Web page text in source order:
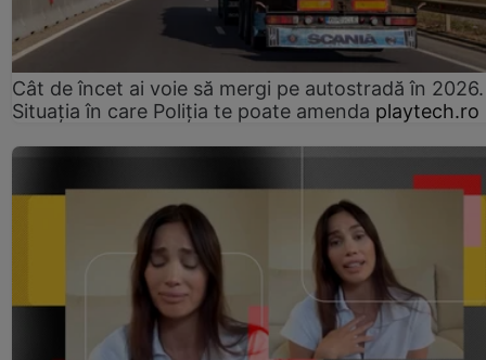
Cât de încet ai voie să mergi pe autostradă în 2026.
Situația în care Poliția te poate amenda playtech.ro